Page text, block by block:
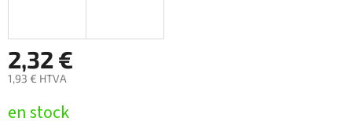
2,32 €
1,93 € HTVA
de
en stock